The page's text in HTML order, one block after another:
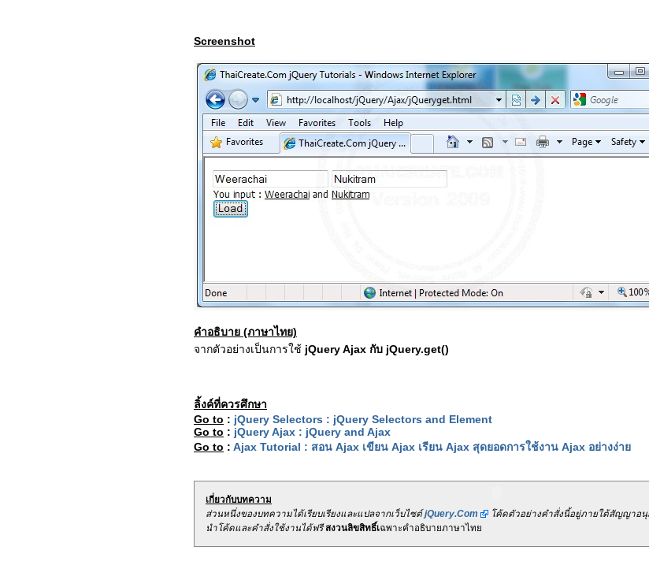
Screenshot
คำอธิบาย (ภาษาไทย)
จากตัวอย่างเป็นการใช้ jQuery Ajax กับ jQuery.get()
ลิ้งค์ที่ควรศึกษา
Go to : jQuery Selectors : jQuery Selectors and Element
Go to : jQuery Ajax : jQuery and Ajax
Go to : Ajax Tutorial : สอน Ajax เขียน Ajax เรียน Ajax สุดยอดการใช้งาน Ajax อย่างง่าย
เกี่ยวกับบทความ
ส่วนหนึ่งของบทความได้เรียบเรียงและแปลจากเว็บไซต์jQuery.Com โค้ดตัวอย่างคำสั่งนี้อยู่ภายใต้สัญญาอ
นำโค้ดและคำสั่งใช้งานได้ฟรีสงวนลิขสิทธิ์เฉพาะคำอธิบายภาษาไทย